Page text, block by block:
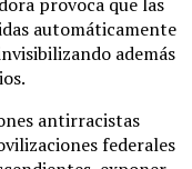
automáticamente
además
antirracistas
federales